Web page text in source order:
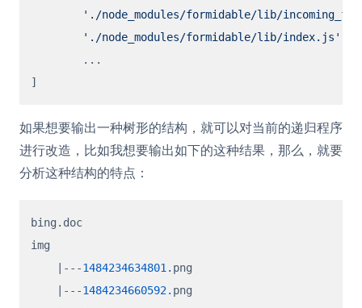
'./node_modules/formidable/lib/
'./node_modules/formidable/lib/index.js'
如果想要输出一种树形的结构，就可以对当前的递归程序
进行改造，比如我想要输出如下的这种结果，那么，就要
分析这种结构的特点：
bing. doc
img
    |---
1484234634801. png
    |---
1484234660592. png